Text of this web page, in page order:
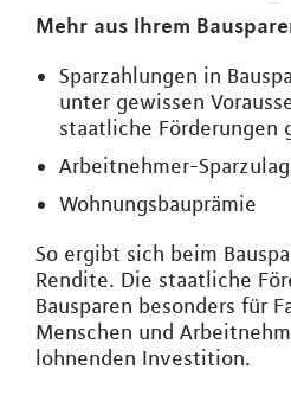
Mehr aus Ihrem
Sparzahlungen in
unter gewissen
staatliche Förderungen
Arbeitnehmer-
Wohnungsbauprämie
So ergibt sich beim
Rendite. Die staatliche
Bausparen besonders für
Menschen und
lohnenden Investition.